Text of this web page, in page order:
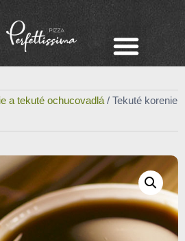
a tekuté ochucovadlá / Tekuté korenie